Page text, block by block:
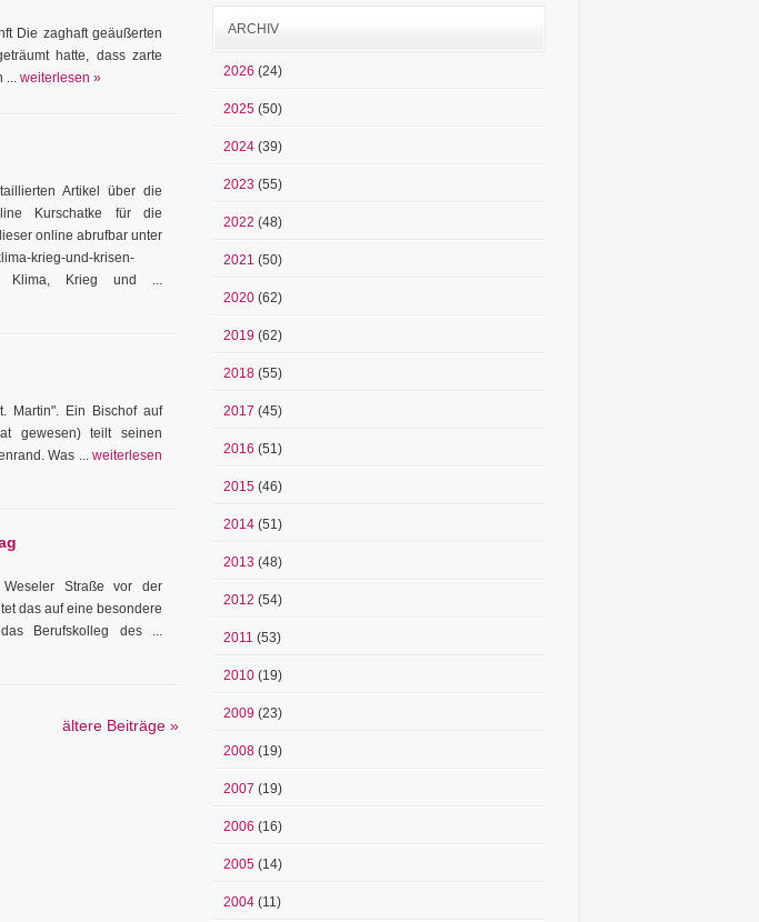
Die zaghaft geäußerten
hatte, dass zarte
... weiterlesen »
Artikel über die
Kurschatke für die
online abrufbar unter
krieg-und-krisen-
Klima, Krieg und ...
Martin". Ein Bischof auf
gewesen) teilt seinen
Was ... weiterlesen
Straße vor der
das auf eine besondere
Berufskolleg des ...
ältere Beiträge »
ARCHIV
2026 (24)
2025 (50)
2024 (39)
2023 (55)
2022 (48)
2021 (50)
2020 (62)
2019 (62)
2018 (55)
2017 (45)
2016 (51)
2015 (46)
2014 (51)
2013 (48)
2012 (54)
2011 (53)
2010 (19)
2009 (23)
2008 (19)
2007 (19)
2006 (16)
2005 (14)
2004 (11)